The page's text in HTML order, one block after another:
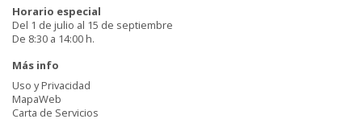
Horario especial
Del 1 de julio al 15 de septiembre
De 8:30 a 14:00 h.
Más info
Uso y Privacidad
MapaWeb
Carta de Servicios